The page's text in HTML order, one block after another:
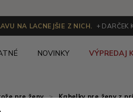
NA LACNEJŠIE Z NICH. + DARČEK
NOVINKY VÝPREDAJ
pre ženy > Kabelky pre ženy z